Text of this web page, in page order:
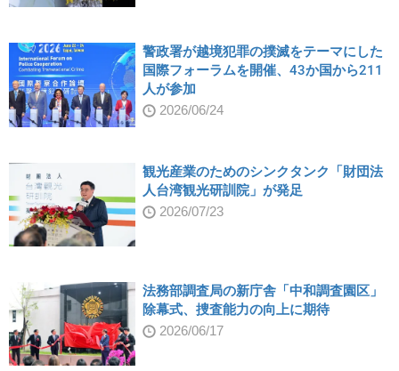
警政署が越境犯罪の撲滅をテーマにした
国際フォーラムを開催、43か国から211
人が参加
2026/06/24
観光産業のためのシンクタンク「財団法
人台湾観光研訓院」が発足
2026/07/23
法務部調査局の新庁舎「中和調査園区」
除幕式、捜査能力の向上に期待
2026/06/17